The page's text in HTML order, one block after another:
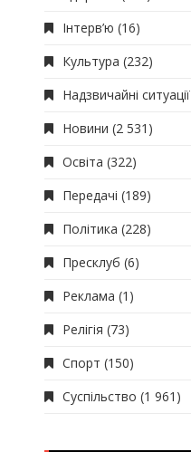
Інтерв’ю (16)
Культура (232)
Надзвичайні ситуації
Новини (2 531)
Освіта (322)
Передачі (189)
Політика (228)
Пресклуб (6)
Реклама (1)
Релігія (73)
Спорт (150)
Суспільство (1 961)